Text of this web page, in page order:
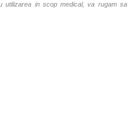
utilizarea in scop medical, va rugam sa